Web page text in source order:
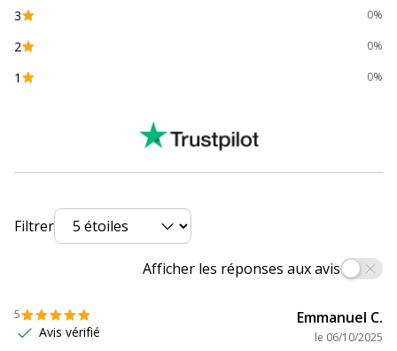
3 0%
2 0%
1 0%
Filtrer
Afficher les réponses aux avis
5
Avis vérifié
Emmanuel C.
le 06/10/2025